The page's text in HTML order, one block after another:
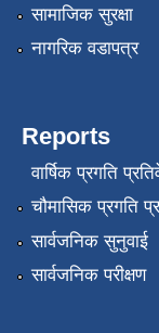
सामाजिक सुरक्षा
नागरिक वडापत्र
Reports
वार्षिक प्रगति
चौमासिक प्रगति
सार्वजनिक सुनुवाई
सार्वजनिक परीक्षण